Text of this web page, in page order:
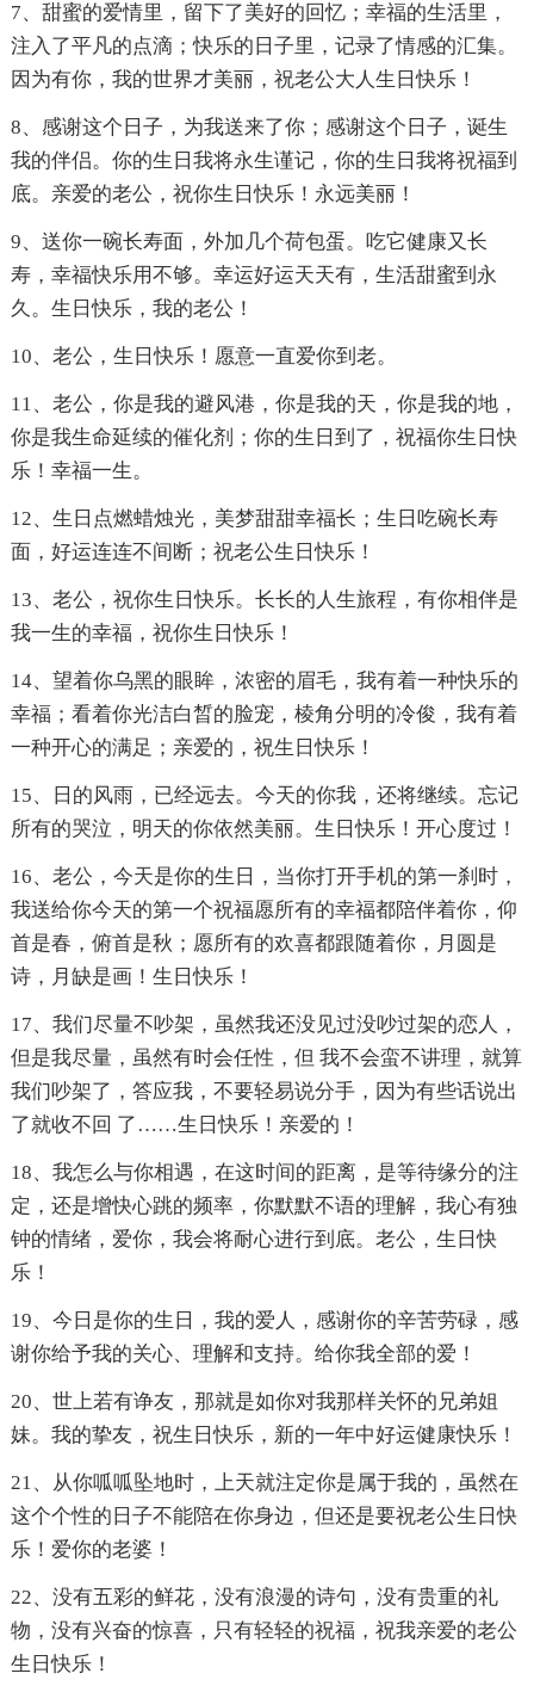
7、甜蜜的爱情里，留下了美好的回忆；幸福的生活里，
注入了平凡的点滴；快乐的日子里，记录了情感的汇集。
因为有你，我的世界才美丽，祝老公大人生日快乐！
8、感谢这个日子，为我送来了你；感谢这个日子，诞生
我的伴侣。你的生日我将永生谨记，你的生日我将祝福到
底。亲爱的老公，祝你生日快乐！永远美丽！
9、送你一碗长寿面，外加几个荷包蛋。吃它健康又长
寿，幸福快乐用不够。幸运好运天天有，生活甜蜜到永
久。生日快乐，我的老公！
10、老公，生日快乐！愿意一直爱你到老。
11、老公，你是我的避风港，你是我的天，你是我的地，
你是我生命延续的催化剂；你的生日到了，祝福你生日快
乐！幸福一生。
12、生日点燃蜡烛光，美梦甜甜幸福长；生日吃碗长寿
面，好运连连不间断；祝老公生日快乐！
13、老公，祝你生日快乐。长长的人生旅程，有你相伴是
我一生的幸福，祝你生日快乐！
14、望着你乌黑的眼眸，浓密的眉毛，我有着一种快乐的
幸福；看着你光洁白晳的脸宠，棱角分明的冷俊，我有着
一种开心的满足；亲爱的，祝生日快乐！
15、日的风雨，已经远去。今天的你我，还将继续。忘记
所有的哭泣，明天的你依然美丽。生日快乐！开心度过！
16、老公，今天是你的生日，当你打开手机的第一刹时，
我送给你今天的第一个祝福愿所有的幸福都陪伴着你，仰
首是春，俯首是秋；愿所有的欢喜都跟随着你，月圆是
诗，月缺是画！生日快乐！
17、我们尽量不吵架，虽然我还没见过没吵过架的恋人，
但是我尽量，虽然有时会任性，但 我不会蛮不讲理，就算
我们吵架了，答应我，不要轻易说分手，因为有些话说出
了就收不回 了……生日快乐！亲爱的！
18、我怎么与你相遇，在这时间的距离，是等待缘分的注
定，还是增快心跳的频率，你默默不语的理解，我心有独
钟的情绪，爱你，我会将耐心进行到底。老公，生日快
乐！
19、今日是你的生日，我的爱人，感谢你的辛苦劳碌，感
谢你给予我的关心、理解和支持。给你我全部的爱！
20、世上若有诤友，那就是如你对我那样关怀的兄弟姐
妹。我的挚友，祝生日快乐，新的一年中好运健康快乐！
21、从你呱呱坠地时，上天就注定你是属于我的，虽然在
这个个性的日子不能陪在你身边，但还是要祝老公生日快
乐！爱你的老婆！
22、没有五彩的鲜花，没有浪漫的诗句，没有贵重的礼
物，没有兴奋的惊喜，只有轻轻的祝福，祝我亲爱的老公
生日快乐！